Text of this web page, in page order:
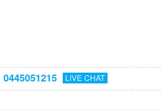
0445051215 LIVE CHAT